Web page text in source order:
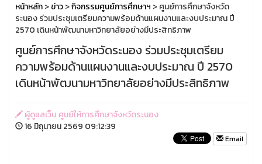
หน้าหลัก>ข่าว>กิจกรรมศูนย์การศึกษาฯ > ศูนย์การศึกษาจังหวัด
ระนอง ร่วมประชุมเตรียมความพร้อมด้านแผนงานและงบประมาณ ปี
2570 เดินหน้าพัฒนามหาวิทยาลัยอย่างมีประสิทธิภาพ
ศูนย์การศึกษาจังหวัดระนอง ร่วมประชุมเตรียม
ความพร้อมด้านแผนงานและงบประมาณ ปี 2570
เดินหน้าพัฒนามหาวิทยาลัยอย่างมีประสิทธิภาพ
ผู้ดูแลเว็บ ศูนย์ให้การศึกษาจังหวัดระนอง
16 มิถุนายน 2569 09:12:39
Email